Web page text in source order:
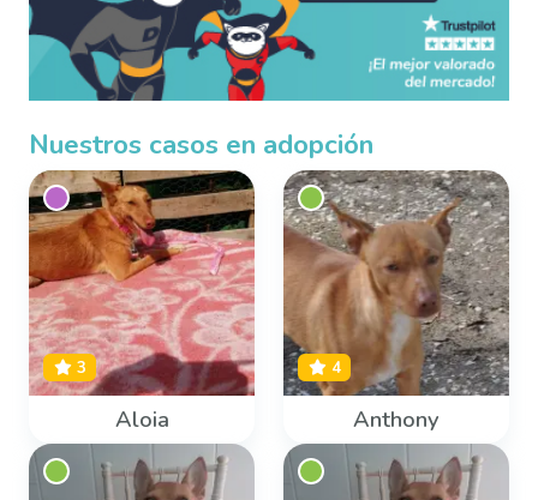
Nuestros casos en adopción
3
Aloia
4
Anthony